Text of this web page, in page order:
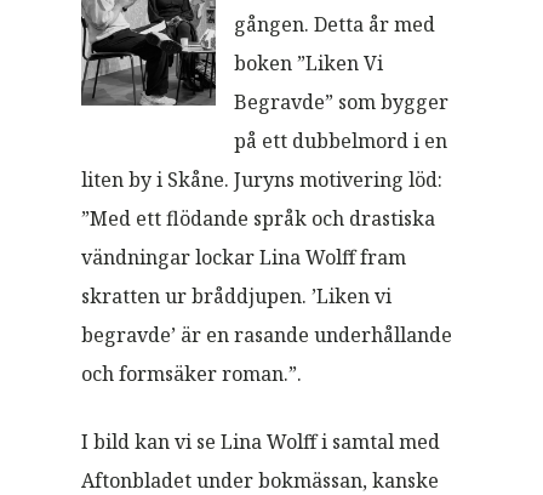
gången. Detta år med
boken ”Liken Vi
Begravde” som bygger
på ett dubbelmord i en
liten by i Skåne. Juryns motivering löd:
”Med ett flödande språk och drastiska
vändningar lockar Lina Wolff fram
skratten ur bråddjupen. ’Liken vi
begravde’ är en rasande underhållande
och formsäker roman.”.
I bild kan vi se Lina Wolff i samtal med
Aftonbladet under bokmässan, kanske